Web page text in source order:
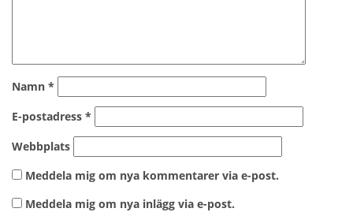
Namn *
E-postadress *
Webbplats
Meddela mig om nya kommentarer via e-post.
Meddela mig om nya inlägg via e-post.